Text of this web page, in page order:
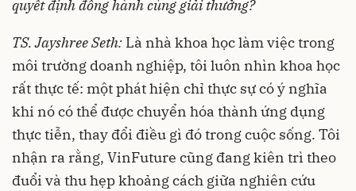
quyết định đồng hành cùng giải thưởng?
TS. Jayshree Seth: Là nhà khoa học làm việc trong
môi trường doanh nghiệp, tôi luôn nhìn khoa học
rất thực tế: một phát hiện chỉ thực sự có ý nghĩa
khi nó có thể được chuyển hóa thành ứng dụng
thực tiễn, thay đổi điều gì đó trong cuộc sống. Tôi
nhận ra rằng, VinFuture cũng đang kiên trì theo
đuổi và thu hẹp khoảng cách giữa nghiên cứu